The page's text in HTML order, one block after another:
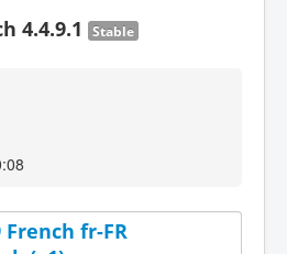
4.4.9.1 Stable
French fr-FR